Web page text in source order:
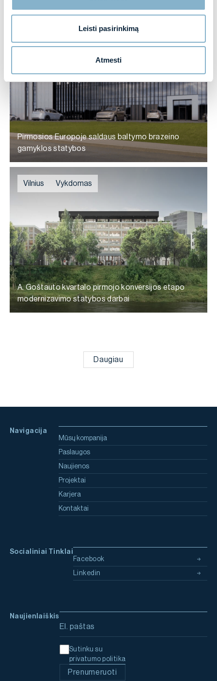
Leisti pasirinkimą
Atmesti
Vykdomas
Pirmosios Europoje saldaus baltymo brazeino
gamyklos statybos
Vilnius Vykdomas
A. Goštauto kvartalo pirmojo konversijos etapo
modernizavimo statybos darbai
Daugiau
Navigacija
Mūsų kompanija
Paslaugos
Naujienos
Projektai
Karjera
Kontaktai
Socialiniai Tinklai
Facebook
Linkedin
Naujienlaiškis
Email address
Sutinku su
privatumo politika
Prenumeruoti